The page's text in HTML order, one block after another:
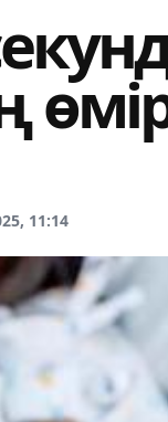
11:14